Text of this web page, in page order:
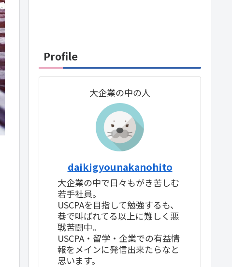
Profile
大企業の中の人
daikigyounakanohito
大企業の中で日々もがき苦しむ
若手社員。
USCPAを目指して勉強するも、
巷で叫ばれてる以上に難しく悪
戦苦闘中。
USCPA・留学・企業での有益情
報をメインに発信出来たらなと
思います。